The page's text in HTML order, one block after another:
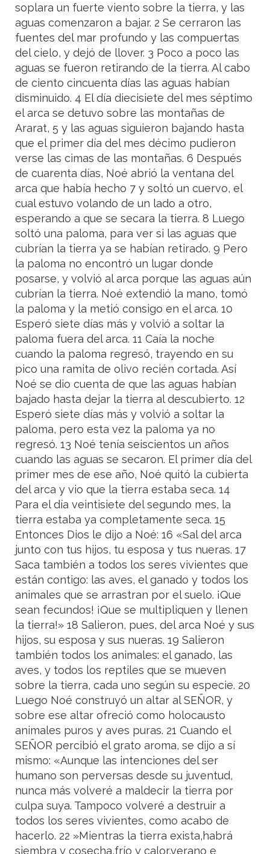
soplara un fuerte viento sobre la tierra, y las
aguas comenzaron a bajar. 2 Se cerraron las
fuentes del mar profundo y las compuertas
del cielo, y dejó de llover. 3 Poco a poco las
aguas se fueron retirando de la tierra. Al cabo
de ciento cincuenta días las aguas habían
disminuido. 4 El día diecisiete del mes séptimo
el arca se detuvo sobre las montañas de
Ararat, 5 y las aguas siguieron bajando hasta
que el primer día del mes décimo pudieron
verse las cimas de las montañas. 6 Después
de cuarenta días, Noé abrió la ventana del
arca que había hecho 7 y soltó un cuervo, el
cual estuvo volando de un lado a otro,
esperando a que se secara la tierra. 8 Luego
soltó una paloma, para ver si las aguas que
cubrían la tierra ya se habían retirado. 9 Pero
la paloma no encontró un lugar donde
posarse, y volvió al arca porque las aguas aún
cubrían la tierra. Noé extendió la mano, tomó
la paloma y la metió consigo en el arca. 10
Esperó siete días más y volvió a soltar la
paloma fuera del arca. 11 Caía la noche
cuando la paloma regresó, trayendo en su
pico una ramita de olivo recién cortada. Así
Noé se dio cuenta de que las aguas habían
bajado hasta dejar la tierra al descubierto. 12
Esperó siete días más y volvió a soltar la
paloma, pero esta vez la paloma ya no
regresó. 13 Noé tenía seiscientos un años
cuando las aguas se secaron. El primer día del
primer mes de ese año, Noé quitó la cubierta
del arca y vio que la tierra estaba seca. 14
Para el día veintisiete del segundo mes, la
tierra estaba ya completamente seca. 15
Entonces Dios le dijo a Noé: 16 «Sal del arca
junto con tus hijos, tu esposa y tus nueras. 17
Saca también a todos los seres vivientes que
están contigo: las aves, el ganado y todos los
animales que se arrastran por el suelo. ¡Que
sean fecundos! ¡Que se multipliquen y llenen
la tierra!» 18 Salieron, pues, del arca Noé y sus
hijos, su esposa y sus nueras. 19 Salieron
también todos los animales: el ganado, las
aves, y todos los reptiles que se mueven
sobre la tierra, cada uno según su especie. 20
Luego Noé construyó un altar al SEÑOR, y
sobre ese altar ofreció como holocausto
animales puros y aves puras. 21 Cuando el
SEÑOR percibió el grato aroma, se dijo a sí
mismo: «Aunque las intenciones del ser
humano son perversas desde su juventud,
nunca más volveré a maldecir la tierra por
culpa suya. Tampoco volveré a destruir a
todos los seres vivientes, como acabo de
hacerlo. 22 »Mientras la tierra exista,habrá
siembra y cosecha,frío y calor,verano e